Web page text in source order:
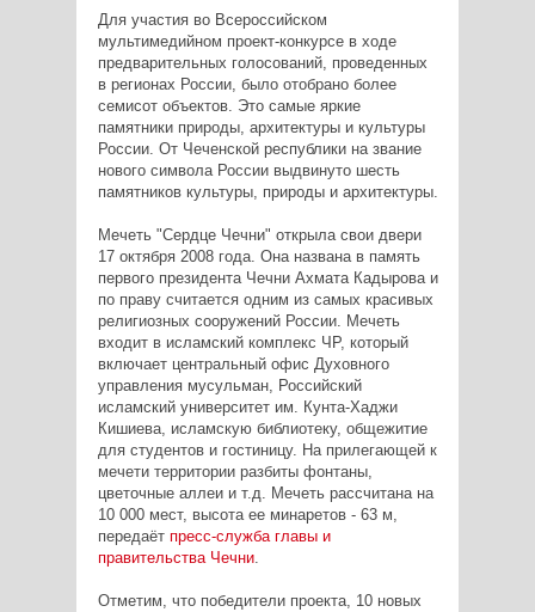
Для участия во Всероссийском
мультимедийном проект-конкурсе в ходе
предварительных голосований, проведенных
в регионах России, было отобрано более
семисот объектов. Это самые яркие
памятники природы, архитектуры и культуры
России. От Чеченской республики на звание
нового символа России выдвинуто шесть
памятников культуры, природы и архитектуры.
Мечеть "Сердце Чечни" открыла свои двери
17 октября 2008 года. Она названа в память
первого президента Чечни Ахмата Кадырова и
по праву считается одним из самых красивых
религиозных сооружений России. Мечеть
входит в исламский комплекс ЧР, который
включает центральный офис Духовного
управления мусульман, Российский
исламский университет им. Кунта-Хаджи
Кишиева, исламскую библиотеку, общежитие
для студентов и гостиницу. На прилегающей к
мечети территории разбиты фонтаны,
цветочные аллеи и т.д. Мечеть рассчитана на
10 000 мест, высота ее минаретов - 63 м,
передаёт пресс-служба главы и
правительства Чечни.
Отметим, что победители проекта, 10 новых